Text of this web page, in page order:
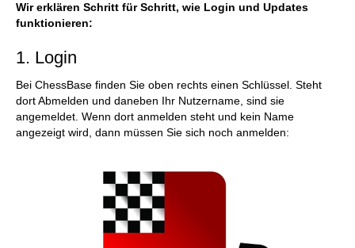
Wir erklären Schritt für Schritt, wie Login und Updates
funktionieren:
1. Login
Bei ChessBase finden Sie oben rechts einen Schlüssel. Steht
dort Abmelden und daneben Ihr Nutzername, sind sie
angemeldet. Wenn dort anmelden steht und kein Name
angezeigt wird, dann müssen Sie sich noch anmelden: